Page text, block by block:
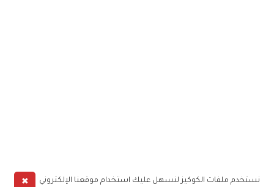
✖
نستخدم ملفات الكوكيز لنسهل عليك استخدام موقعنا الإلكتروني